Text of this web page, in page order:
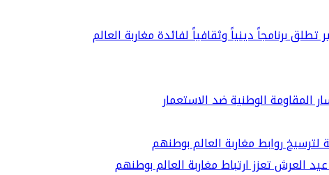
برنامجاً دينياً وثقافياً لفائدة مغاربة العالم
العرش تعزز ارتباط مغاربة العالم بوطنهم